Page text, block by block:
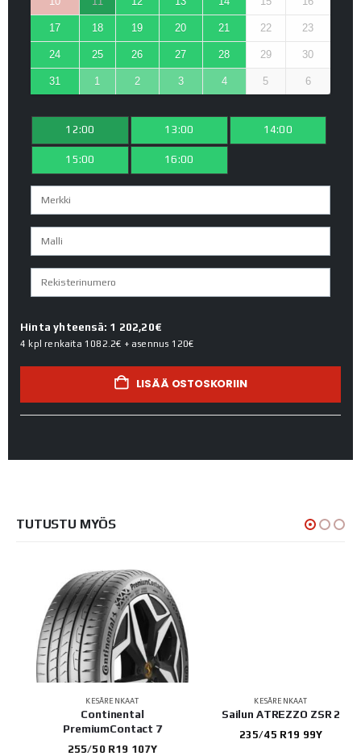
17 18 19 20 21 22 23
24 25 26 27 28 29 30
31 1 2 3 4 5 6
12:00 13:00 14:00
15:00 16:00
Hinta yhteensä: 1 202,20€
4 kpl renkaita 1082.2€ + asennus 120€
LISÄÄ OSTOSKORIIN
TUTUSTU MYÖS
KESÄRENKAAT
Continental
PremiumContact 7
255/50 R19 107Y
KESÄRENKAAT
Sailun ATREZZO ZSR 2
235/45 R19 99Y